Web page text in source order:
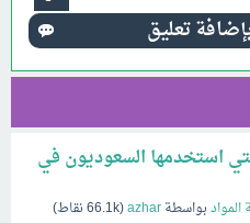
استخدمها السعوديون في
الموادبواسطةazhar
(
66.1kنقاط)